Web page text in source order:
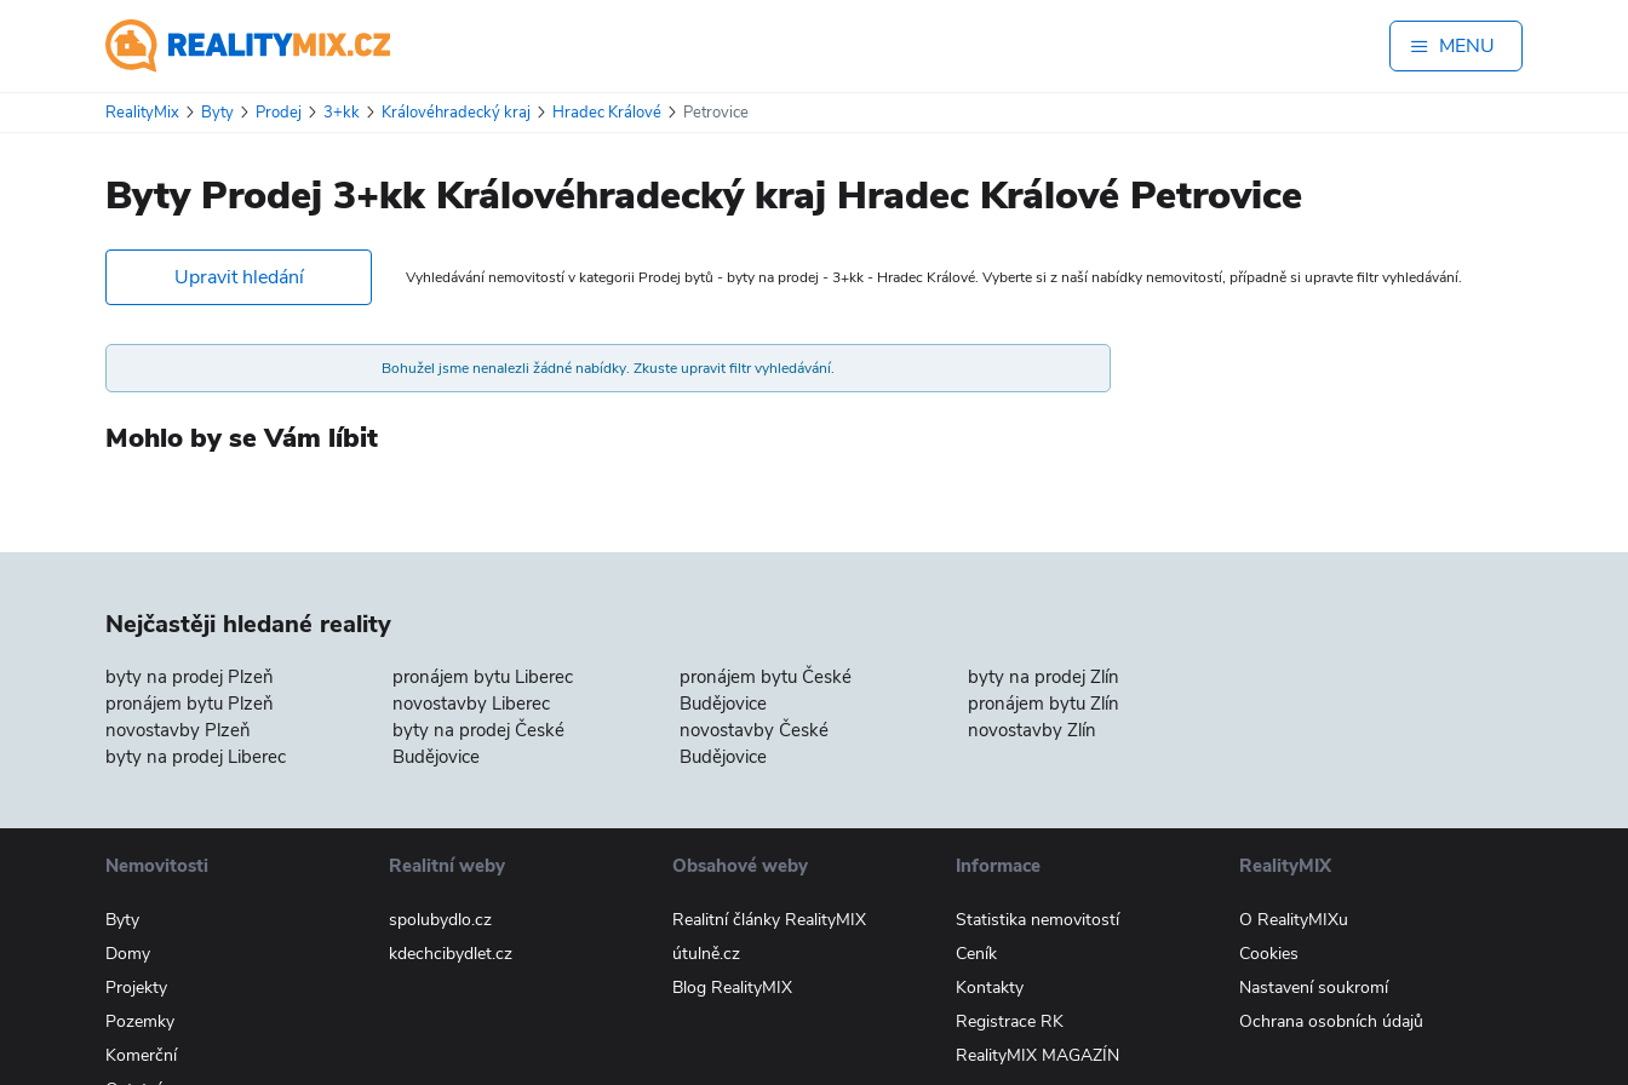
MENU
RealityMix Byty Prodej 3+kk Královéhradecký kraj Hradec Králové Petrovice
Byty Prodej 3+kk Královéhradecký kraj Hradec Králové Petrovice
Upravit hledání Vyhledávání nemovitostí v kategorii Prodej bytů - byty na prodej - 3+kk - Hradec Králové. Vyberte si z naší nabídky nemovitostí, případně si upravte filtr vyhledávání.
Bohužel jsme nenalezli žádné nabídky. Zkuste upravit filtr vyhledávání.
Mohlo by se Vám líbit
Nejčastěji hledané reality
byty na prodej Plzeň
pronájem bytu Plzeň
novostavby Plzeň
byty na prodej Liberec
pronájem bytu Liberec
novostavby Liberec
byty na prodej České
Budějovice
pronájem bytu České
Budějovice
novostavby České
Budějovice
byty na prodej Zlín
pronájem bytu Zlín
novostavby Zlín
Nemovitosti
Byty
Domy
Projekty
Pozemky
Komerční
Realitní weby
spolubydlo.cz
kdechcibydlet.cz
Obsahové weby
Realitní články RealityMIX
útulně.cz
Blog RealityMIX
Informace
Statistika nemovitostí
Ceník
Kontakty
Registrace RK
RealityMIX MAGAZÍN
RealityMIX
O RealityMIXu
Cookies
Nastavení soukromí
Ochrana osobních údajů